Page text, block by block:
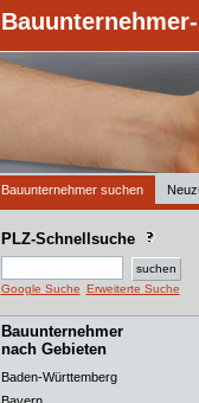
Bauunternehmer suchen
PLZ-Schnellsuche
Google Suche Erweiterte Suche
Bauunternehmer
nach Gebieten
Baden-Württemberg